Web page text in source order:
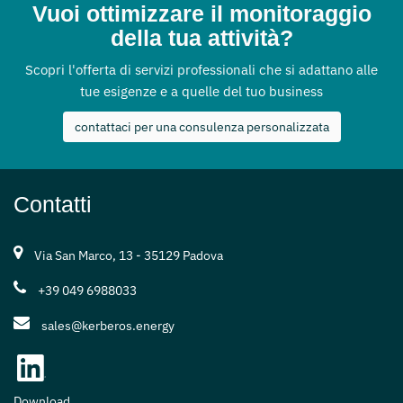
Vuoi ottimizzare il monitoraggio
della tua attività?
Scopri l'offerta di servizi professionali che si adattano alle
tue esigenze e a quelle del tuo business
contattaci per una consulenza personalizzata
Contatti
Via San Marco, 13 - 35129 Padova
+39 049 6988033
sales@kerberos.energy